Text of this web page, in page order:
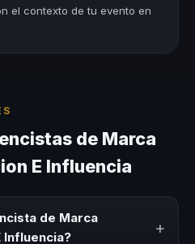
el contexto de tu evento en
de Marca
E Influencia
de Marca
Influencia?
+